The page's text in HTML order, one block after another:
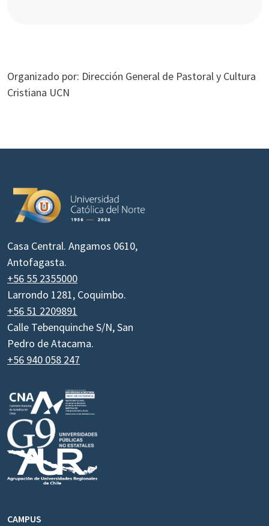
Organizado por: Dirección General de Pastoral y Cultura
Cristiana UCN
Casa Central. Angamos 0610,
Antofagasta.
+56 55 2355000
Larrondo 1281, Coquimbo.
+56 51 2209891
Calle Tebenquinche S/N, San
Pedro de Atacama.
+56 940 058 247
CAMPUS